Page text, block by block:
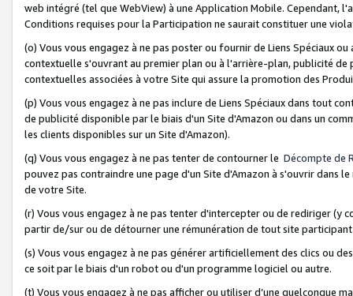
web intégré (tel que WebView) à une Application Mobile. Cependant,
Conditions requises pour la Participation ne saurait constituer une
(o) Vous vous engagez à ne pas poster ou fournir de Liens Spéciaux
contextuelle s'ouvrant au premier plan ou à l'arrière-plan, publicité
contextuelles associées à votre Site qui assure la promotion des
(p) Vous vous engagez à ne pas inclure de Liens Spéciaux dans tout
de publicité disponible par le biais d'un Site d'Amazon ou dans un
les clients disponibles sur un Site d'Amazon).
(q) Vous vous engagez à ne pas tenter de contourner le Décompte de
pouvez pas contraindre une page d'un Site d'Amazon à s'ouvrir dans
de votre Site.
(r) Vous vous engagez à ne pas tenter d'intercepter ou de rediriger
partir de/sur ou de détourner une rémunération de tout site
(s) Vous vous engagez à ne pas générer artificiellement des clics ou
ce soit par le biais d'un robot ou d'un programme logiciel ou autre.
(t) Vous vous engagez à ne pas afficher ou utiliser d’une quelconque